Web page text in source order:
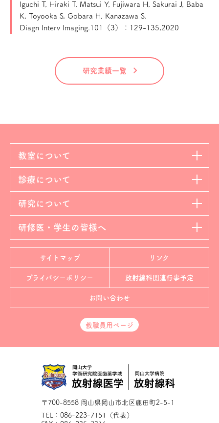
Iguchi T, Hiraki T, Matsui Y, Fujiwara H, Sakurai J, Baba
K, Toyooka S, Gobara H, Kanazawa S.
Diagn Interv Imaging.101（3）：129-135,2020
研究業績一覧
教室について
診療について
研究について
研修医・学生の皆様へ
〒700-8558 岡山県岡山市北区鹿田町2-5-1
TEL：086-223-7151（代表）
サイトマップ リンク
プライバシーポリシー 放射線科関連行事予定
お問い合わせ
教職員用ページ